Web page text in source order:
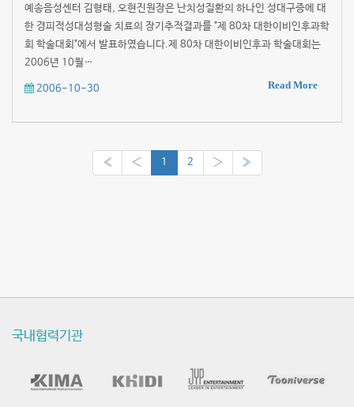
예송음성센터 김형태, 오현진원장은 난치성질환의 하나인 성대구증에 대
한 경피적성대성형술 치료의 장기추적결과를 "제 80차 대한이비인후과학
회 학술대회"에서 발표하였습니다.제 80차 대한이비인후과 학술대회는
2006년 10월…
2006-10-30 Read More
« ‹ 1 2 › »
국내협력기관